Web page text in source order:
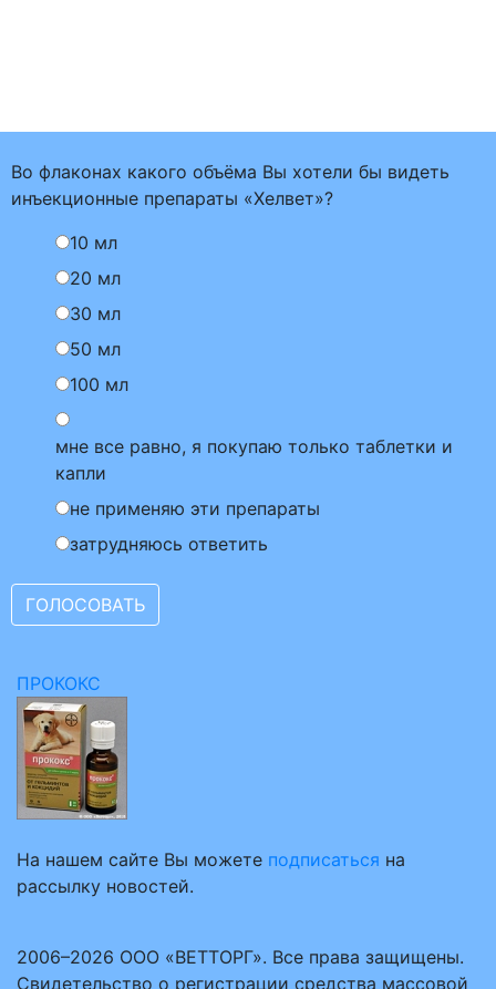
Во флаконах какого объёма Вы хотели бы видеть
инъекционные препараты «Хелвет»?
10 мл
20 мл
30 мл
50 мл
100 мл
мне все равно, я покупаю только таблетки и
капли
не применяю эти препараты
затрудняюсь ответить
ПРОКОКС
На нашем сайте Вы можете подписаться на
рассылку новостей.
2006–2026 ООО «ВЕТТОРГ». Все права защищены.
Свидетельство о регистрации средства массовой